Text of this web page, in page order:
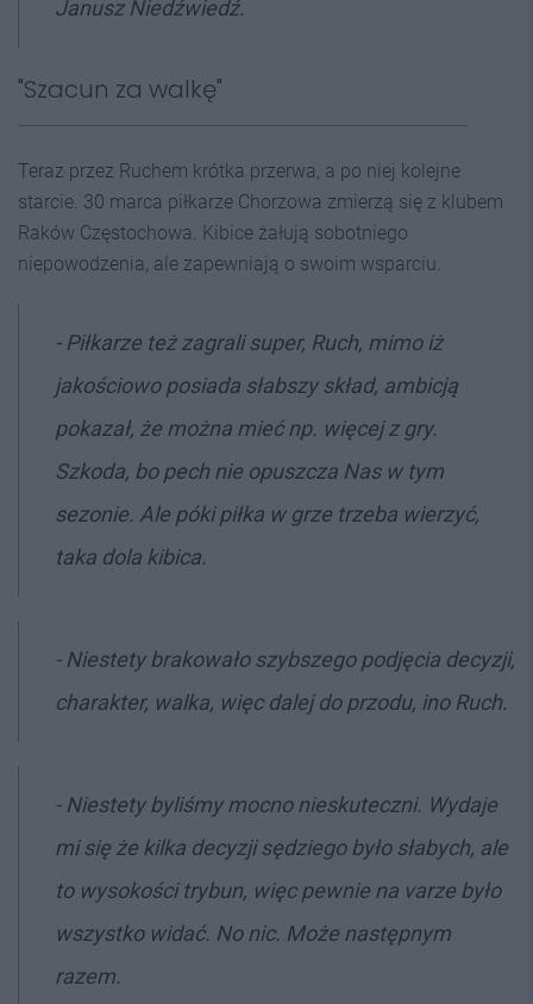
Janusz Niedźwiedź.
"Szacun za walkę"
Teraz przez Ruchem krótka przerwa, a po niej kolejne
starcie. 30 marca piłkarze Chorzowa zmierzą się z klubem
Raków Częstochowa. Kibice żałują sobotniego
niepowodzenia, ale zapewniają o swoim wsparciu.
- Piłkarze też zagrali super, Ruch, mimo iż
jakościowo posiada słabszy skład, ambicją
pokazał, że można mieć np. więcej z gry.
Szkoda, bo pech nie opuszcza Nas w tym
sezonie. Ale póki piłka w grze trzeba wierzyć,
taka dola kibica.
- Niestety brakowało szybszego podjęcia decyzji,
charakter, walka, więc dalej do przodu, ino Ruch.
- Niestety byliśmy mocno nieskuteczni. Wydaje
mi się że kilka decyzji sędziego było słabych, ale
to wysokości trybun, więc pewnie na varze było
wszystko widać. No nic. Może następnym
razem.